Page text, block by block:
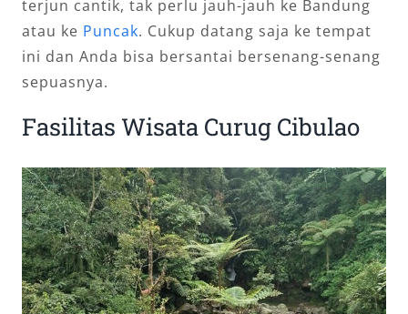
terjun cantik, tak perlu jauh-jauh ke Bandung
atau ke Puncak. Cukup datang saja ke tempat
ini dan Anda bisa bersantai bersenang-senang
sepuasnya.
Fasilitas Wisata Curug Cibulao